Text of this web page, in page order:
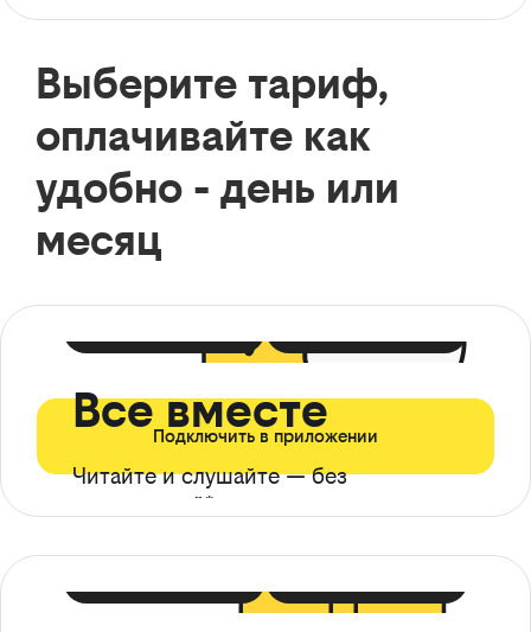
Выберите тариф,
оплачивайте как
удобно - день или
месяц
Все вместе
Читайте и слушайте — без
ограничений*
Подключить в приложении